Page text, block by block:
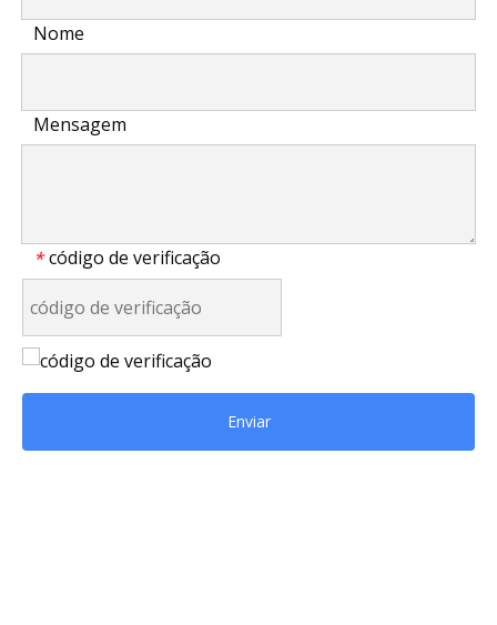
Nome
Mensagem
* código de verificação
Enviar